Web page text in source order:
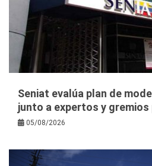
Seniat evalúa plan de
junto a expertos y
05/08/2026